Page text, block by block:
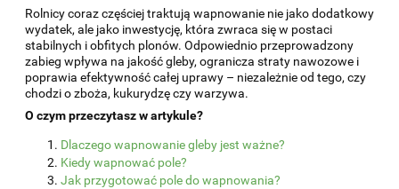
Rolnicy coraz częściej traktują wapnowanie nie jako dodatkowy
wydatek, ale jako inwestycję, która zwraca się w postaci
stabilnych i obfitych plonów. Odpowiednio przeprowadzony
zabieg wpływa na jakość gleby, ogranicza straty nawozowe i
poprawia efektywność całej uprawy – niezależnie od tego, czy
chodzi o zboża, kukurydzę czy warzywa.
O czym przeczytasz w artykule?
Dlaczego wapnowanie gleby jest ważne?
Kiedy wapnować pole?
Jak przygotować pole do wapnowania?